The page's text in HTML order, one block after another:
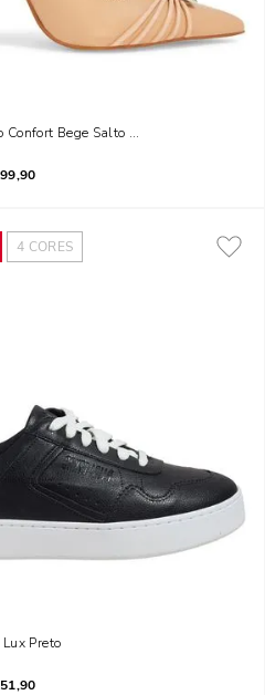
Confort Bege Salto Alto Brilho
4 CORES
Preto